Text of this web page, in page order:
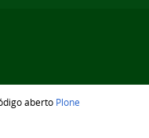
aberto Plone